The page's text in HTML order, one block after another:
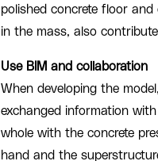
polished concrete floor
in the mass, also
Use BIM and collaboration
When developing the
exchanged information
whole with the concrete
hand and the